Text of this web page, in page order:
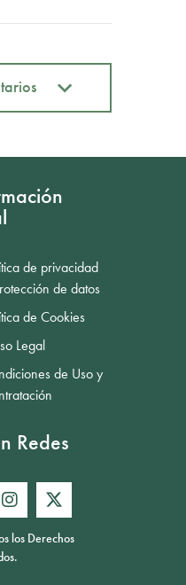
de privacidad
de datos
de Cookies
Legal
de Uso y
Redes
los Derechos